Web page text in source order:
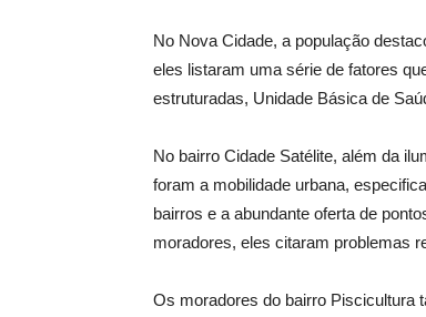
No Nova Cidade, a população
eles listaram uma série de fatores
estruturadas, Unidade Básica de
No bairro Cidade Satélite, além da
foram a mobilidade urbana,
bairros e a abundante oferta de
moradores, eles citaram problemas
Os moradores do bairro Piscicultura